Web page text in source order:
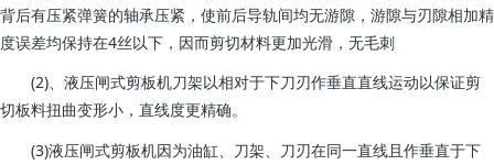
背后有压紧弹簧的轴承压紧，使前后导轨间均无游隙，游隙与刃隙相加精
度误差均保持在4丝以下，因而剪切材料更加光滑，无毛刺
(2)、液压闸式剪板机刀架以相对于下刀刃作垂直直线运动以保证剪
切板料扭曲变形小，直线度更精确。
(3)液压闸式剪板机因为油缸、刀架、刀刃在同一直线且作垂直于下